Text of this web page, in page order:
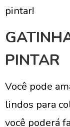
pintar!
PINTAR
Você pode
lindos para
você poderá